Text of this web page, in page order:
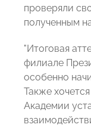
проверяли
полученным
"Итоговая
филиале
особенно
Также
Академии